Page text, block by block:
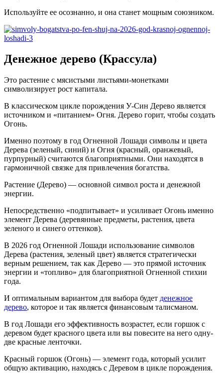
Используйте ее осознанно, и она станет мощным союзником.
Денежное дерево (Крассула)
Это растение с мясистыми листьями-монетками
символизирует рост капитала.
В классическом цикле порождения У-Син Дерево является
источником и «питанием» Огня. Дерево горит, чтобы создать
Огонь.
Именно поэтому в год Огненной Лошади символы и цвета
Дерева (зеленый, синий) и Огня (красный, оранжевый,
пурпурный) считаются благоприятными. Они находятся в
гармоничной связке для привлечения богатства.
Растение (Дерево) — основной символ роста и денежной
энергии.
Непосредственно «подпитывает» и усиливает Огонь именно
элемент Дерева (деревянные предметы, растения, цвета
зеленого и синего оттенков).
В 2026 год Огненной Лошади использование символов
Дерева (растения, зеленый цвет) является стратегически
верным решением, так как Дерево — это прямой источник
энергии и «топливо» для благоприятной Огненной стихии
года.
И оптимальным вариантом для выбора будет денежное
дерево, которое и так является финансовым талисманом.
В год Лошади его эффективность возрастет, если горшок с
деревом будет красного цвета или вы повесите на него одну-
две красные ленточки.
Красный горшок (Огонь) — элемент года, который усилит
общую активацию, находясь с Деревом в цикле порождения.